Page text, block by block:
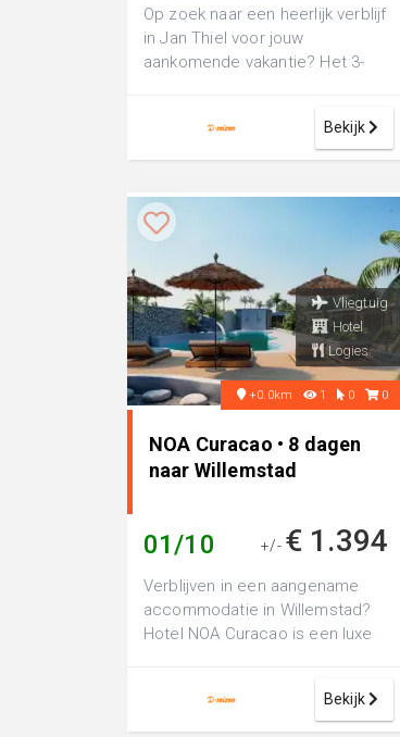
Op zoek naar een heerlijk verblijf
in Jan Thiel voor jouw
aankomende vakantie? Het 3-
Bekijk
Vliegtuig
Hotel
Logies
+0.0km 1 0 0
NOA Curacao • 8 dagen
naar Willemstad
01/10 +/- € 1.394
Verblijven in een aangename
accommodatie in Willemstad?
Hotel NOA Curacao is een luxe
Bekijk